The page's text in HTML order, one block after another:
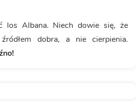
los Albana. Niech dowie się, że
dobra, a nie cierpienia.